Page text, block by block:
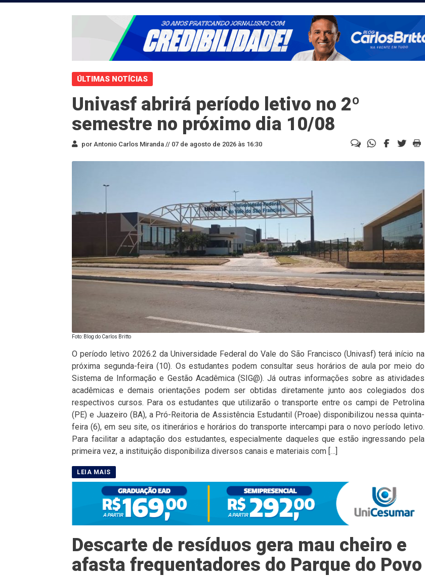
ÚLTIMAS NOTÍCIAS
Univasf abrirá período letivo no 2º
semestre no próximo dia 10/08
por Antonio Carlos Miranda // 07 de agosto de 2026 às 16:30
Foto: Blog do Carlos Britto
O período letivo 2026.2 da Universidade Federal do Vale do São Francisco (Univasf) terá início na
próxima segunda-feira (10). Os estudantes podem consultar seus horários de aula por meio do
Sistema de Informação e Gestão Acadêmica (SIG@). Já outras informações sobre as atividades
acadêmicas e demais orientações podem ser obtidas diretamente junto aos colegiados dos
respectivos cursos. Para os estudantes que utilizarão o transporte entre os campi de Petrolina
(PE) e Juazeiro (BA), a Pró-Reitoria de Assistência Estudantil (Proae) disponibilizou nessa quinta-
feira (6), em seu site, os itinerários e horários do transporte intercampi para o novo período letivo.
Para facilitar a adaptação dos estudantes, especialmente daqueles que estão ingressando pela
primeira vez, a instituição disponibiliza diversos canais e materiais com […]
Descarte de resíduos gera mau cheiro e
afasta frequentadores do Parque do Povo